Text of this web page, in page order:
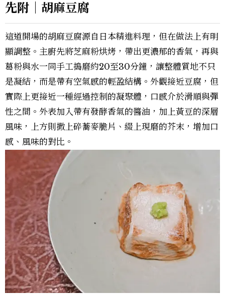
先附｜胡麻豆腐
這道開場的胡麻豆腐源自日本精進料理，但在做法上有明
顯調整。主廚先將芝麻粉烘烤，帶出更濃郁的香氣，再與
葛粉與水一同手工搗磨約20至30分鐘，讓整體質地不只
是凝結，而是帶有空氣感的輕盈結構。外觀接近豆腐，但
實際上更接近一種經過控制的凝聚體，口感介於滑順與彈
性之間。外表加入帶有發酵香氣的醬油，加上黃豆的深層
風味，上方則撒上碎蕎麥脆片、綴上現磨的芥末，增加口
感、風味的對比。